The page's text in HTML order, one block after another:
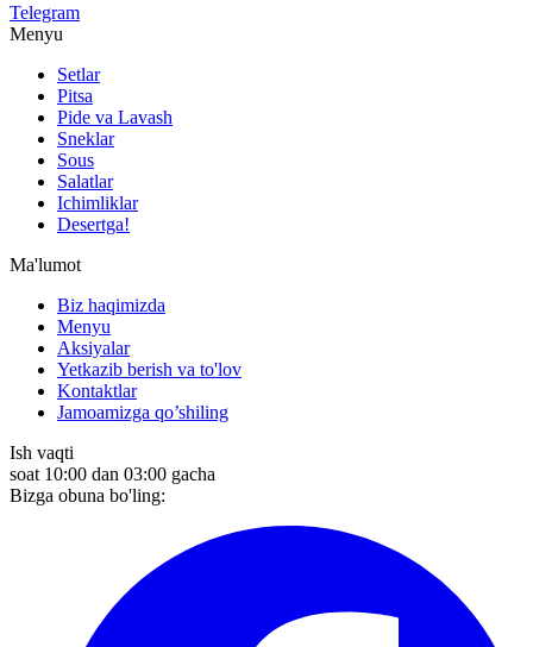
Telegram
Menyu
Setlar
Pitsa
Pide va Lavash
Sneklar
Sous
Salatlar
Ichimliklar
Desertga!
Ma'lumot
Biz haqimizda
Menyu
Aksiyalar
Yetkazib berish va to'lov
Kontaktlar
Jamoamizga qo’shiling
Ish vaqti
soat 10:00 dan 03:00 gacha
Bizga obuna bo'ling: